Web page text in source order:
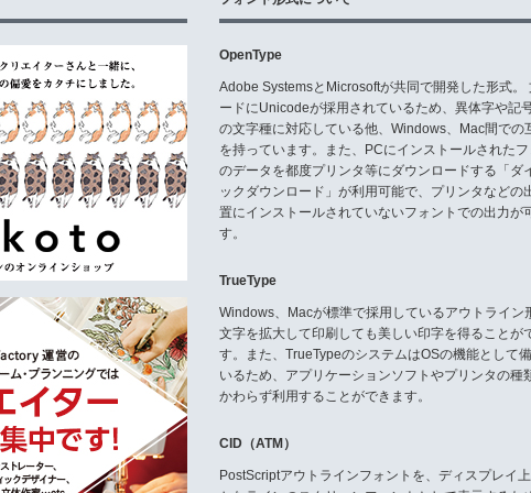
OpenType
Adobe SystemsとMicrosoftが共同で開発した形式。
ードにUnicodeが採用されているため、異体字や記
の文字種に対応している他、Windows、Mac間での
を持っています。また、PCにインストールされたフ
のデータを都度プリンタ等にダウンロードする「ダ
ックダウンロード」が利用可能で、プリンタなどの
置にインストールされていないフォントでの出力が
す。
TrueType
Windows、Macが標準で採用しているアウトライン
文字を拡大して印刷しても美しい印字を得ることが
す。また、TrueTypeのシステムはOSの機能として
いるため、アプリケーションソフトやプリンタの種
かわらず利用することができます。
CID（ATM）
PostScriptアウトラインフォントを、ディスプレイ